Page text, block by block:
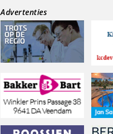
Advertenties